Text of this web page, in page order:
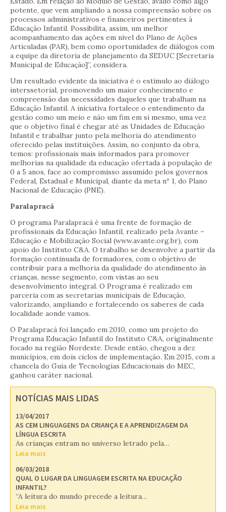
potente, que vem ampliando a nossa compreensão sobre os
processos administrativos e financeiros pertinentes à
Educação Infantil. Possibilita, assim, um melhor
acompanhamento das ações em nível do Plano de Ações
Articuladas (PAR), bem como oportunidades de diálogos com
a equipe da diretoria de planejamento da SEDUC [Secretaria
Municipal de Educação]”, considera.
Um resultado evidente da iniciativa é o estímulo ao diálogo
interssetorial, promovendo um maior conhecimento e
compreensão das necessidades daqueles que trabalham na
Educação Infantil. A iniciativa fortalece o entendimento da
gestão como um meio e não um fim em si mesmo, uma vez
que o objetivo final é chegar até as Unidades de Educação
Infantil e trabalhar junto pela melhoria do atendimento
oferecido pelas instituições. Assim, no conjunto da obra,
temos: profissionais mais informados para promover
melhorias na qualidade da educação ofertada à população de
0 a 5 anos, face ao compromisso assumido pelos governos
Federal, Estadual e Municipal, diante da meta nº 1, do Plano
Nacional de Educação (PNE).
Paralapracá
O programa Paralapracá é uma frente de formação de
profissionais da Educação Infantil, realizado pela Avante –
Educação e Mobilização Social (www.avante.org.br), com
apoio do Instituto C&A. O trabalho se desenvolve a partir da
formação continuada de formadores, com o objetivo de
contribuir para a melhoria da qualidade do atendimento às
crianças, nesse segmento, com vistas ao seu
desenvolvimento integral. O Programa é realizado em
parceria com as secretarias municipais de Educação,
valorizando, ampliando e fortalecendo os saberes de cada
localidade aonde vamos.
O Paralapracá foi lançado em 2010, como um projeto do
Programa Educação Infantil do Instituto C&A, originalmente
focado na região Nordeste. Desde então, chegou a dez
municípios, em dois ciclos de implementação. Em 2015, com a
chancela do Guia de Tecnologias Educacionais do MEC,
ganhou caráter nacional.
NOTÍCIAS MAIS LIDAS
13/04/2017
AS CEM LINGUAGENS DA CRIANÇA E A APRENDIZAGEM DA
LÍNGUA ESCRITA
As crianças entram no universo letrado pela…
Leia mais
06/03/2018
QUAL O LUGAR DA LINGUAGEM ESCRITA NA EDUCAÇÃO
INFANTIL?
“A leitura do mundo precede a leitura…
Leia mais